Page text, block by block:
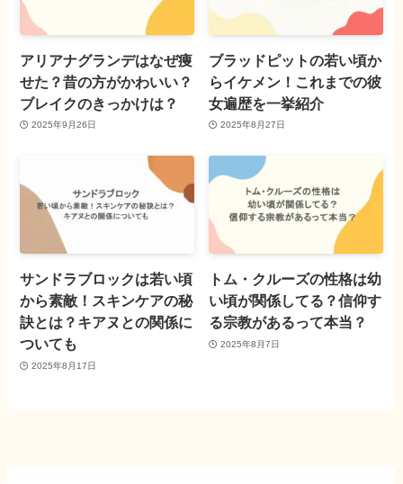
アリアナグランデはなぜ痩
せた？昔の方がかわいい？
ブレイクのきっかけは？
2025年9月26日
ブラッドピットの若い頃か
らイケメン！これまでの彼
女遍歴を一挙紹介
2025年8月27日
サンドラブロックは若い頃
から素敵！スキンケアの秘
訣とは？キアヌとの関係に
ついても
2025年8月17日
トム・クルーズの性格は幼
い頃が関係してる？信仰す
る宗教があるって本当？
2025年8月7日